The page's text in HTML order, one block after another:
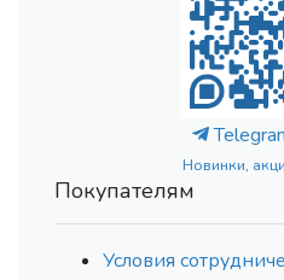
Новинки,
Покупателям
Условия